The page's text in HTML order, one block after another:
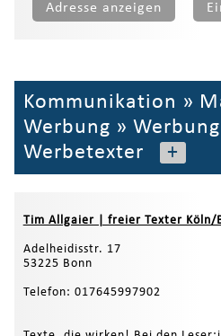
Adresse anzeigen
Kommunikation »
Werbung » Werbung
Werbetexter
+
Tim Allgaier | freier Texter Köln/
Adelheidisstr. 17
53225 Bonn
Telefon: 017645997902